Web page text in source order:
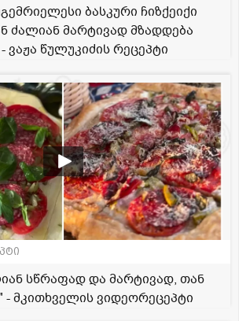
ბასკური ჩიზქეიქი
ძალიან მარტივად მზადდება
წულუკიძის რეცეპტი
სწრაფად და მარტივად, თან
- მკითხველის ვიდეორეცეპტი